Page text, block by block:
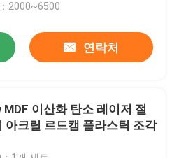
팅 머신
2000~6500
연락처
MDF 이산화 탄소 레이저 절
아크릴 르드캠 플라스틱 조각